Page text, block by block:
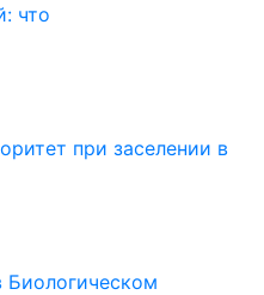
что
при заселении в